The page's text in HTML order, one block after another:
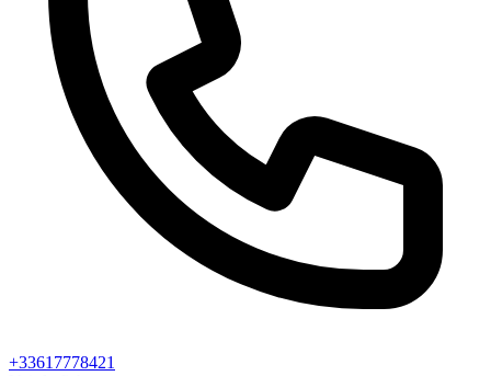
+33617778421